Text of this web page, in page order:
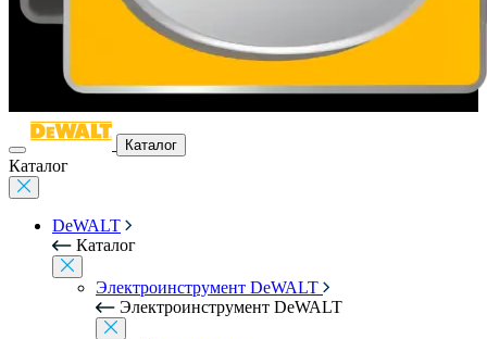
Каталог
Каталог
DeWALT
Каталог
Электроинструмент DeWALT
Электроинструмент DeWALT